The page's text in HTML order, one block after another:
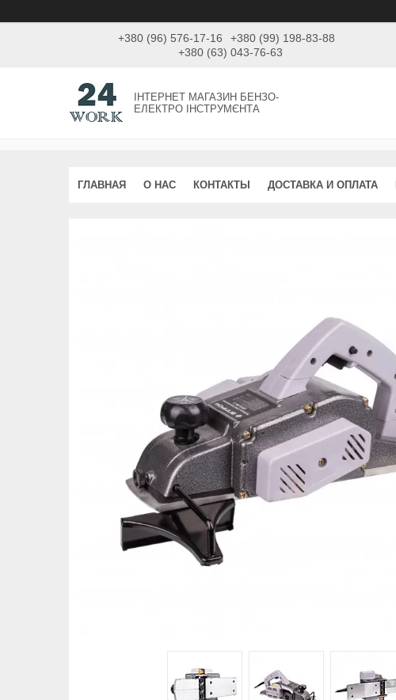
+380 (96) 576-17-16
+380 (99) 198-83-88
+380 (63) 043-76-63
ІНТЕРНЕТ МАГАЗИН БЕНЗО-
ЕЛЕКТРО ІНСТРУМЄНТА
ГЛАВНАЯ О НАС КОНТАКТЫ ДОСТАВКА И ОПЛАТА